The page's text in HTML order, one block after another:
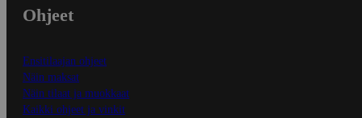
Ohjeet
Ensitilaajan ohjeet
Näin maksat
Näin tilaat ja muokkaat
Kaikki ohjeet ja vinkit